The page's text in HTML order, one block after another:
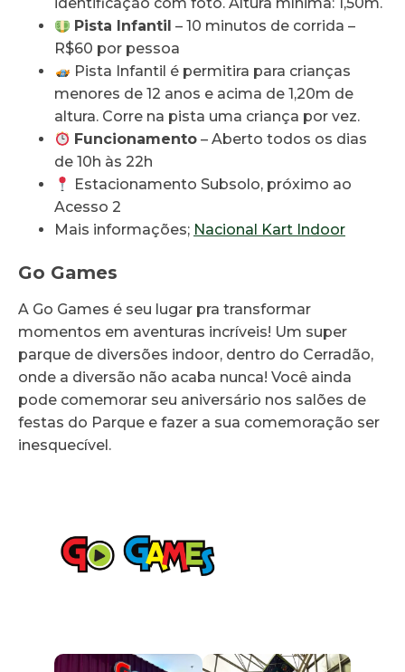
Pista Infantil – 10 minutos de corrida –
R$60 por pessoa
Pista Infantil é permitira para crianças
menores de 12 anos e acima de 1,20m de
altura. Corre na pista uma criança por vez.
Funcionamento – Aberto todos os dias
de 10h às 22h
Estacionamento Subsolo, próximo ao
Acesso 2
Mais informações; Nacional Kart Indoor
Go Games
A Go Games é seu lugar pra transformar
momentos em aventuras incríveis! Um super
parque de diversões indoor, dentro do Cerradão,
onde a diversão não acaba nunca! Você ainda
pode comemorar seu aniversário nos salões de
festas do Parque e fazer a sua comemoração ser
inesquecível.